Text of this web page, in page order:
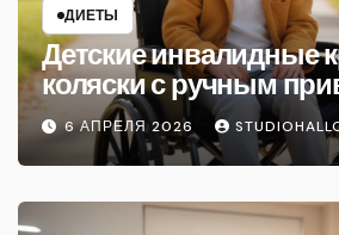
ДИЕТЫ
Детские инвалидные
коляски с ручным
6 АПРЕЛЯ 2026